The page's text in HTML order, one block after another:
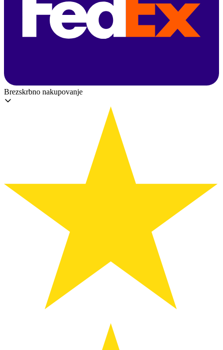
Brezskrbno nakupovanje